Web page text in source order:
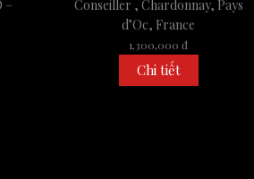
–
Conseiller , Chardonnay, Pays
d’Oc, France
1,300,000 đ
Chi tiết